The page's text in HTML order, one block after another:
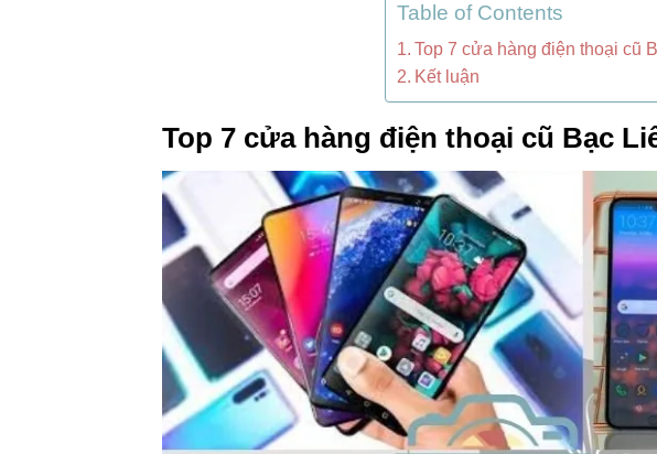
Table of Contents
Top 7 cửa hàng điện thoại cũ
Kết luận
Top 7 cửa hàng điện thoại cũ Bạc